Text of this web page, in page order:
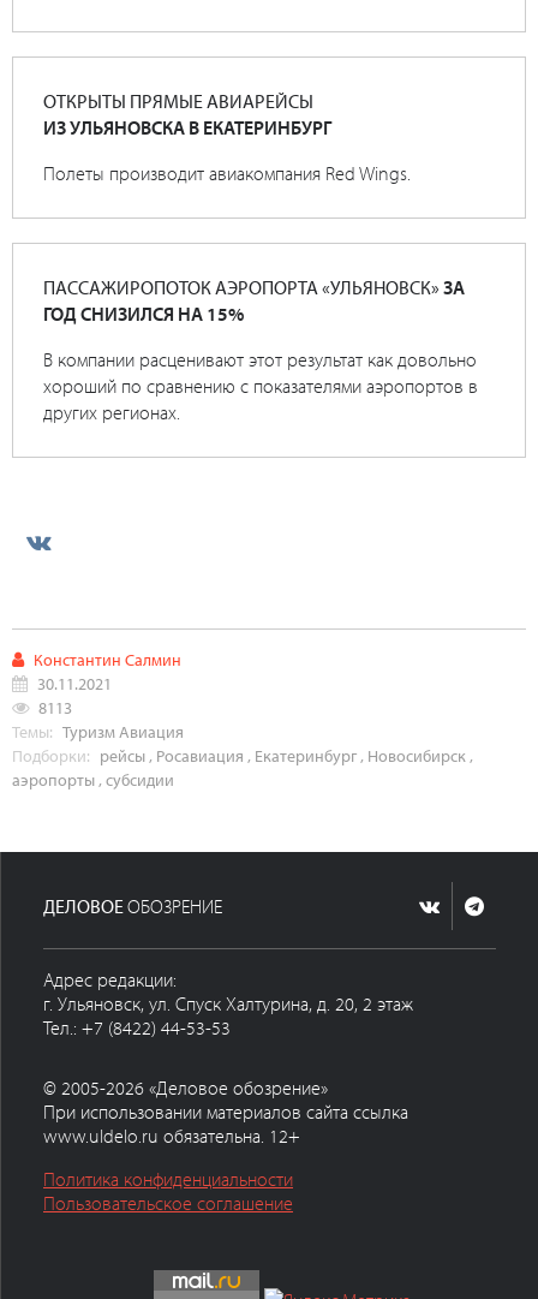
ОТКРЫТЫ ПРЯМЫЕ АВИАРЕЙСЫ
ИЗ УЛЬЯНОВСКА В ЕКАТЕРИНБУРГ
Полеты производит авиакомпания Red Wings.
ПАССАЖИРОПОТОК АЭРОПОРТА «УЛЬЯНОВСК» ЗА
ГОД СНИЗИЛСЯ НА 15%
В компании расценивают этот результат как довольно
хороший по сравнению с показателями аэропортов в
других регионах.
Константин Салмин
30.11.2021
8113
Темы: Туризм Авиация
Подборки: рейсы , Росавиация , Екатеринбург , Новосибирск ,
аэропорты ,субсидии
ДЕЛОВОЕ ОБОЗРЕНИЕ
Адрес редакции:
г. Ульяновск, ул. Спуск Халтурина, д. 20, 2 этаж
Тел.: +7 (8422) 44-53-53
© 2005-2026 «Деловое обозрение»
При использовании материалов сайта ссылка
www.uldelo.ru обязательна. 12+
Политика конфиденциальности
Пользовательское соглашение